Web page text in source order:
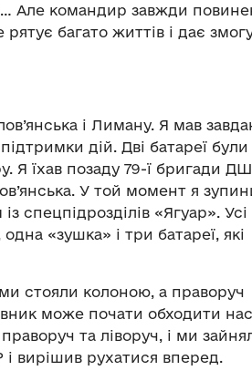
Але командир завжди
багато життів і дає
і Лиману. Я мав
дій. Дві батареї були
Я їхав позаду 79-ї бригади
У той момент я
спецпідрозділів «Ягуар». Усі
«зушка» і три батареї, які
стояли колоною, а праворуч
може почати обходити
та ліворуч, і ми
вирішив рухатися вперед.